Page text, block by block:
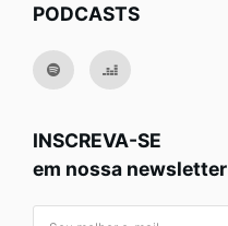
PODCASTS
INSCREVA-SE
em nossa newsletter